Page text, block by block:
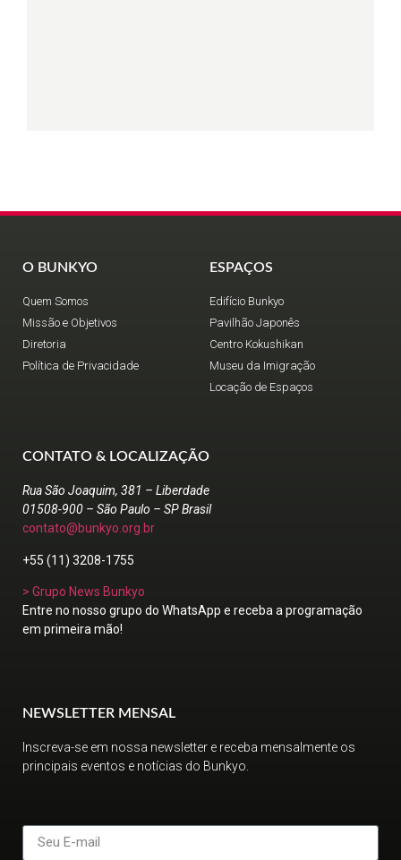
O BUNKYO
Quem Somos
Missão e Objetivos
Diretoria
Política de Privacidade
ESPAÇOS
Edifício Bunkyo
Pavilhão Japonês
Centro Kokushikan
Museu da Imigração
Locação de Espaços
CONTATO & LOCALIZAÇÃO
Rua São Joaquim, 381 – Liberdade
01508-900 – São Paulo – SP Brasil
contato@bunkyo.org.br
+55 (11) 3208-1755
> Grupo News Bunkyo
Entre no nosso grupo do WhatsApp e receba a programação
em primeira mão!
NEWSLETTER MENSAL
Inscreva-se em nossa newsletter e receba mensalmente os
principais eventos e notícias do Bunkyo.